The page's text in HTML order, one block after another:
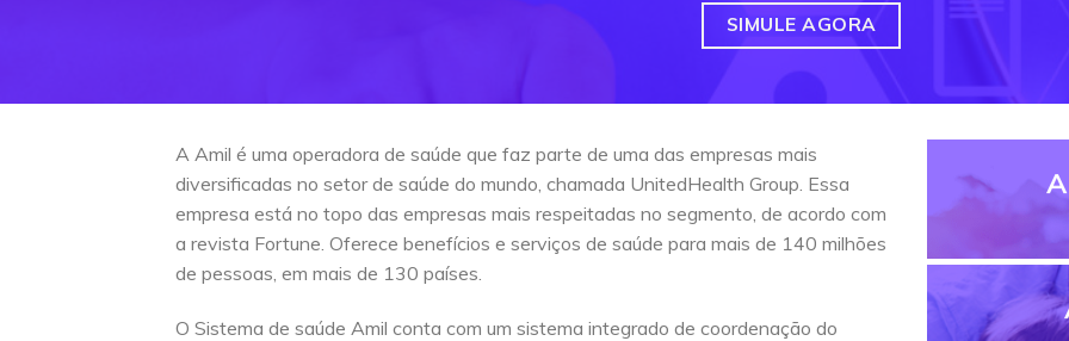
SIMULE AGORA
A Amil é uma operadora de saúde que faz parte de uma das empresas mais
diversificadas no setor de saúde do mundo, chamada UnitedHealth Group. Essa
empresa está no topo das empresas mais respeitadas no segmento, de acordo com
a revista Fortune. Oferece benefícios e serviços de saúde para mais de 140 milhões
de pessoas, em mais de 130 países.
O Sistema de saúde Amil conta com um sistema integrado de coordenação do